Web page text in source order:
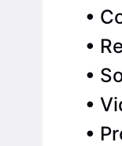
•
•
•
•
•